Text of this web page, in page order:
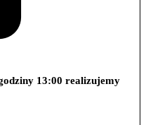
13:00 realizujemy